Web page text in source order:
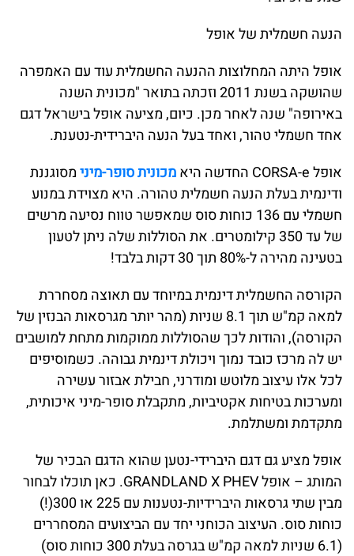
הנעה חשמלית של אופל
אופל היתה המחלוצות ההנעה החשמלית עוד עם האמפרה
שהושקה בשנת 2011 וזכתה בתואר "מכונית השנה
באירופה" שנה לאחר מכן. כיום, מציעה אופל בישראל דגם
אחד חשמלי טהור, ואחד בעל הנעה היברידית-נטענת.
אופל CORSA-e החדשה היא
מכונית סופר-מינימסוגננת
ודינמית בעלת הנעה חשמלית טהורה. היא מצוידת במנוע
חשמלי עם 136 כוחות סוס שמאפשר טווח נסיעה מרשים
של עד 350 קילומטרים. את הסוללות שלה ניתן לטעון
בטעינה מהירה ל-80% תוך 30 דקות בלבד!
הקורסה החשמלית דינמית במיוחד עם תאוצה מסחררת
למאה קמ"ש תוך 8.1 שניות (מהר יותר מגרסאות הבנזין של
הקורסה), והודות לכך שהסוללות ממוקמות מתחת למושבים
יש לה מרכז כובד נמוך ויכולת דינמית גבוהה. כשמוסיפים
לכל אלו עיצוב מלוטש ומודרני, חבילת אבזור עשירה
ומערכות בטיחות אקטיביות, מתקבלת סופר-מיני איכותית,
מתקדמת ומשתלמת.
אופל מציע גם דגם היברידי-נטען שהוא הדגם הבכיר של
המותג – אופל GRANDLAND X PHEV. כאן תוכלו לבחור
מבין שתי גרסאות היברידיות-נטענות עם 225 או 300(!)
כוחות סוס. העיצוב הכוחני יחד עם הביצועים המסחררים
(6.1 שניות למאה קמ"ש בגרסה בעלת 300 כוחות סוס)